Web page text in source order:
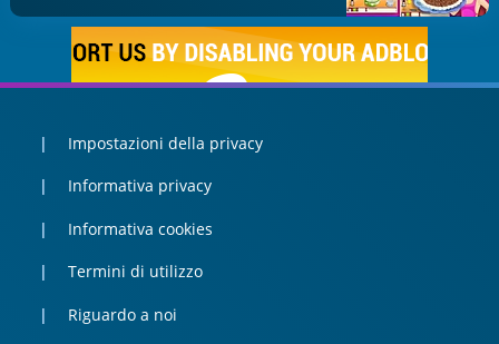
Impostazioni della privacy
Informativa privacy
Informativa cookies
Termini di utilizzo
Riguardo a noi